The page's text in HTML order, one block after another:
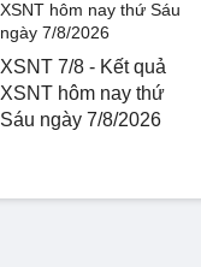
XSNT 7/8 - Kết quả
XSNT hôm nay thứ
Sáu ngày 7/8/2026